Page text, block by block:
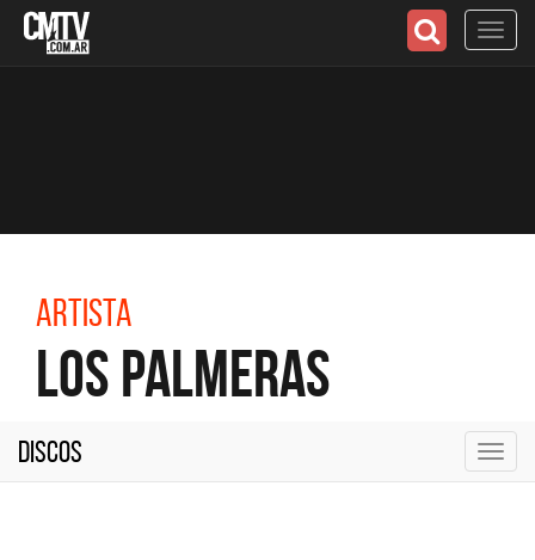
Artista
Los Palmeras
Discos